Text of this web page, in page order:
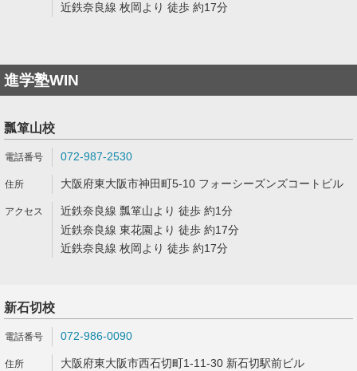
近鉄奈良線 枚岡より 徒歩 約17分
進学塾WIN
瓢箪山校
072-987-2530
大阪府東大阪市神田町5-10 フォーシーズンズコートビル
近鉄奈良線 瓢箪山より 徒歩 約1分
近鉄奈良線 東花園より 徒歩 約17分
近鉄奈良線 枚岡より 徒歩 約17分
新石切校
072-986-0090
大阪府東大阪市西石切町1-11-30 新石切駅前ビル